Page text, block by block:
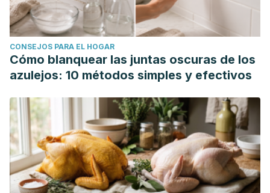
CONSEJOS PARA EL HOGAR
Cómo blanquear las juntas oscuras de los
azulejos: 10 métodos simples y efectivos